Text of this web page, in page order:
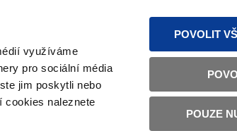
využíváme
pro sociální média
jim poskytli nebo
cookies naleznete
POVOLIT
POUZE
TEXTOVÁ VERZE